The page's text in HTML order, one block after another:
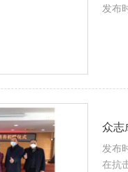
发布
众志
发布
在抗